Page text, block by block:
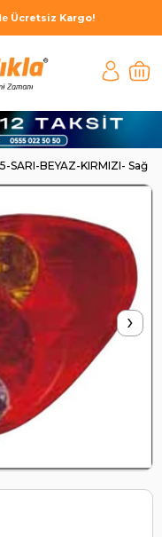
Ücretsiz Kargo!
SARI-BEYAZ-KIRMIZI- Sağ |
›